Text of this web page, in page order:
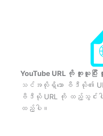
YouTube URL ကို ကူးယူပြီ
သင်အလိုရှိသော ဗီဒီယို၏ URL
ဗီဒီယို URL ကို ထည့်သွင်းပါ
ထည့်ပါ။